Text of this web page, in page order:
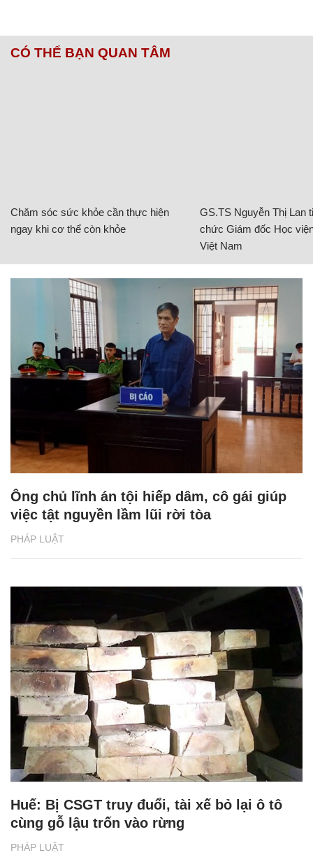
CÓ THỂ BẠN QUAN TÂM
Chăm sóc sức khỏe cần thực hiện
ngay khi cơ thể còn khỏe
GS.TS Nguyễn Thị Lan
chức Giám đốc Học
Việt Nam
PHÁP LUẬT
Ông chủ lĩnh án tội hiếp dâm, cô gái giúp
việc tật nguyền lầm lũi rời tòa
PHÁP LUẬT
Huế: Bị CSGT truy đuổi, tài xế bỏ lại ô tô
cùng gỗ lậu trốn vào rừng